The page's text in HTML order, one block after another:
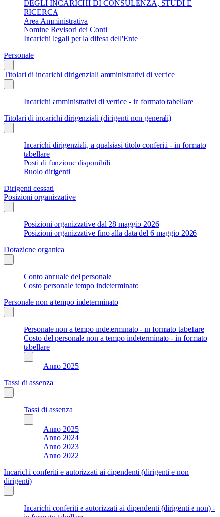
DEGLI INCARICHI DI CONSULENZA, STUDI E
RICERCA
Area Amministrativa
Nomine Revisori dei Conti
Incarichi legali per la difesa dell'Ente
Personale
Titolari di incarichi dirigenziali amministrativi di vertice
Incarichi amministrativi di vertice - in formato tabellare
Titolari di incarichi dirigenziali (dirigenti non generali)
Incarichi dirigenziali, a qualsiasi titolo conferiti - in formato
tabellare
Posti di funzione disponibili
Ruolo dirigenti
Dirigenti cessati
Posizioni organizzative
Posizioni organizzative dal 28 maggio 2026
Posizioni organizzative fino alla data del 6 maggio 2026
Dotazione organica
Conto annuale del personale
Costo personale tempo indeterminato
Personale non a tempo indeterminato
Personale non a tempo indeterminato - in formato tabellare
Costo del personale non a tempo indeterminato - in formato
tabellare
Anno 2025
Tassi di assenza
Tassi di assenza
Anno 2025
Anno 2024
Anno 2023
Anno 2022
Incarichi conferiti e autorizzati ai dipendenti (dirigenti e non
dirigenti)
Incarichi conferiti e autorizzati ai dipendenti (dirigenti e non) -